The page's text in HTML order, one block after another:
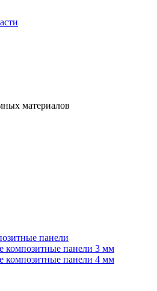
материалов
панели
панели 3 мм
панели 4 мм